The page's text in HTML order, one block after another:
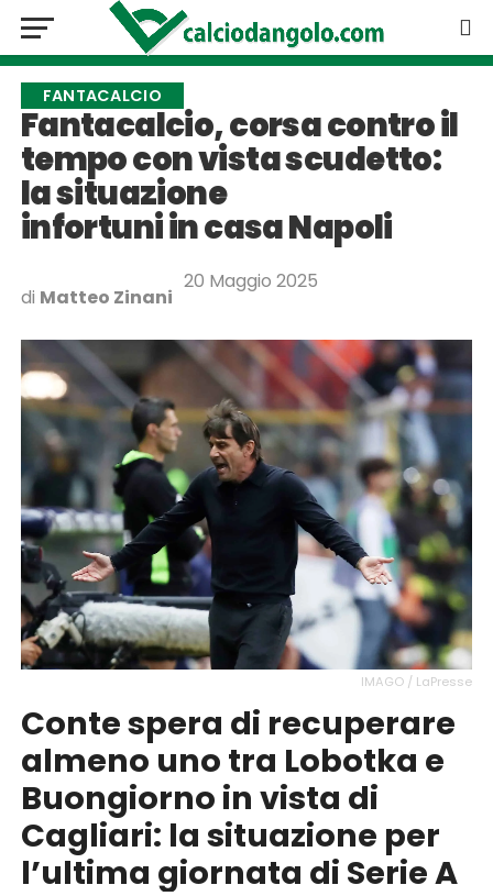
FANTACALCIO
Fantacalcio, corsa contro il
tempo con vista scudetto:
la situazione
infortuni in casa Napoli
di Matteo Zinani
20 Maggio 2025
IMAGO / LaPresse
Conte spera di recuperare
almeno uno tra Lobotka e
Buongiorno in vista di
Cagliari: la situazione per
l’ultima giornata di Serie A